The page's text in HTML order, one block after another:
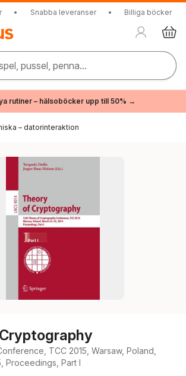
• Snabba leveranser • Billiga böcker
pussel, penna...
rutiner – hälsoböcker upp till 50% →
– datorinteraktion
TCC 2015, Warsaw, Poland,
Proceedings, Part I